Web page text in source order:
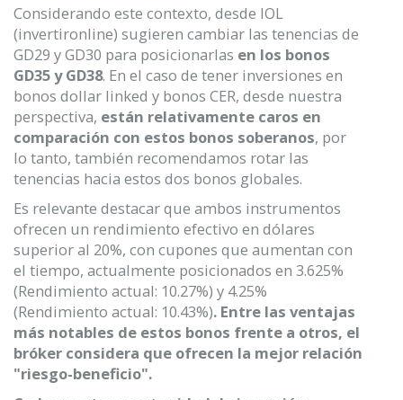
Considerando este contexto, desde IOL
(invertironline) sugieren cambiar las tenencias de
GD29 y GD30 para posicionarlas en los bonos
GD35 y GD38. En el caso de tener inversiones en
bonos dollar linked y bonos CER, desde nuestra
perspectiva, están relativamente caros en
comparación con estos bonos soberanos, por
lo tanto, también recomendamos rotar las
tenencias hacia estos dos bonos globales.
Es relevante destacar que ambos instrumentos
ofrecen un rendimiento efectivo en dólares
superior al 20%, con cupones que aumentan con
el tiempo, actualmente posicionados en 3.625%
(Rendimiento actual: 10.27%) y 4.25%
(Rendimiento actual: 10.43%). Entre las ventajas
más notables de estos bonos frente a otros, el
bróker considera que ofrecen la mejor relación
"riesgo-beneficio".